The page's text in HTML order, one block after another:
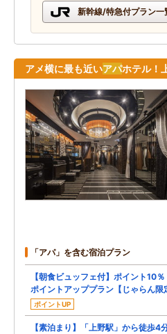
新幹線/特急付プラン一
アメ横に最も近いアパホテル！
「アパ」を含む宿泊プラン
【朝食ビュッフェ付】ポイント10
ポイントアッププラン【じゃらん限
ポイントUP
【素泊まり】「上野駅」から徒歩4